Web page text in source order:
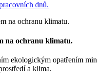
dnů.
na ochranu klimatu.
ekologickým opatřením
a klima.